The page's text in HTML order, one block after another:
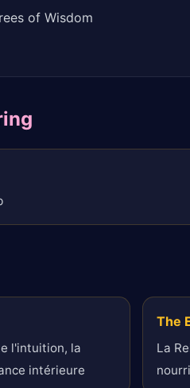
of Wisdom
l'intuition, la
intérieure
The
La